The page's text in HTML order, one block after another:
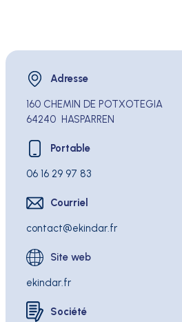
Adresse
Adresse
160 CHEMIN DE POTXOTEGIA
64240 HASPARREN
Portable
Portable
06 16 29 97 83
Courriel
Courriel
contact ekindar.fr
Site web
ekindar.fr
Société